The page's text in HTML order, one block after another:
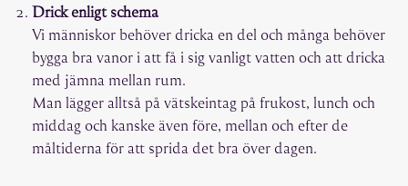
Drick enligt schema
Vi människor behöver dricka en del och många behöver
bygga bra vanor i att få i sig vanligt vatten och att dricka
med jämna mellan rum.
Man lägger alltså på vätskeintag på frukost, lunch och
middag och kanske även före, mellan och efter de
måltiderna för att sprida det bra över dagen.